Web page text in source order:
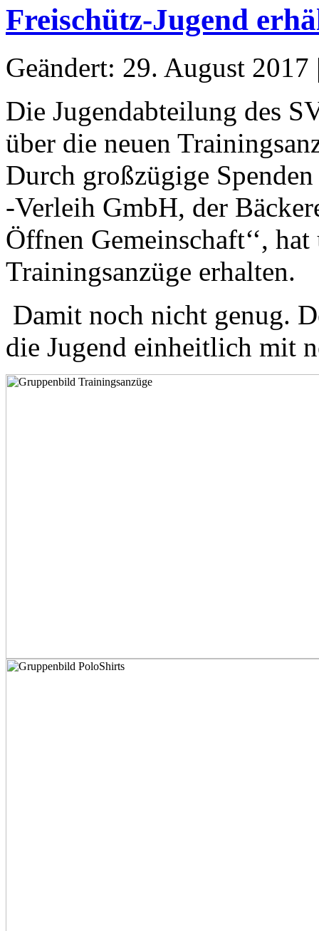
Freischütz-Jugend
Geändert: 29. August 2017
Die Jugendabteilung des
über die neuen
Durch großzügige
-Verleih GmbH, der
Öffnen Gemeinschaft‘‘,
Trainingsanzüge erhalten.
Damit noch nicht genug.
die Jugend einheitlich mit